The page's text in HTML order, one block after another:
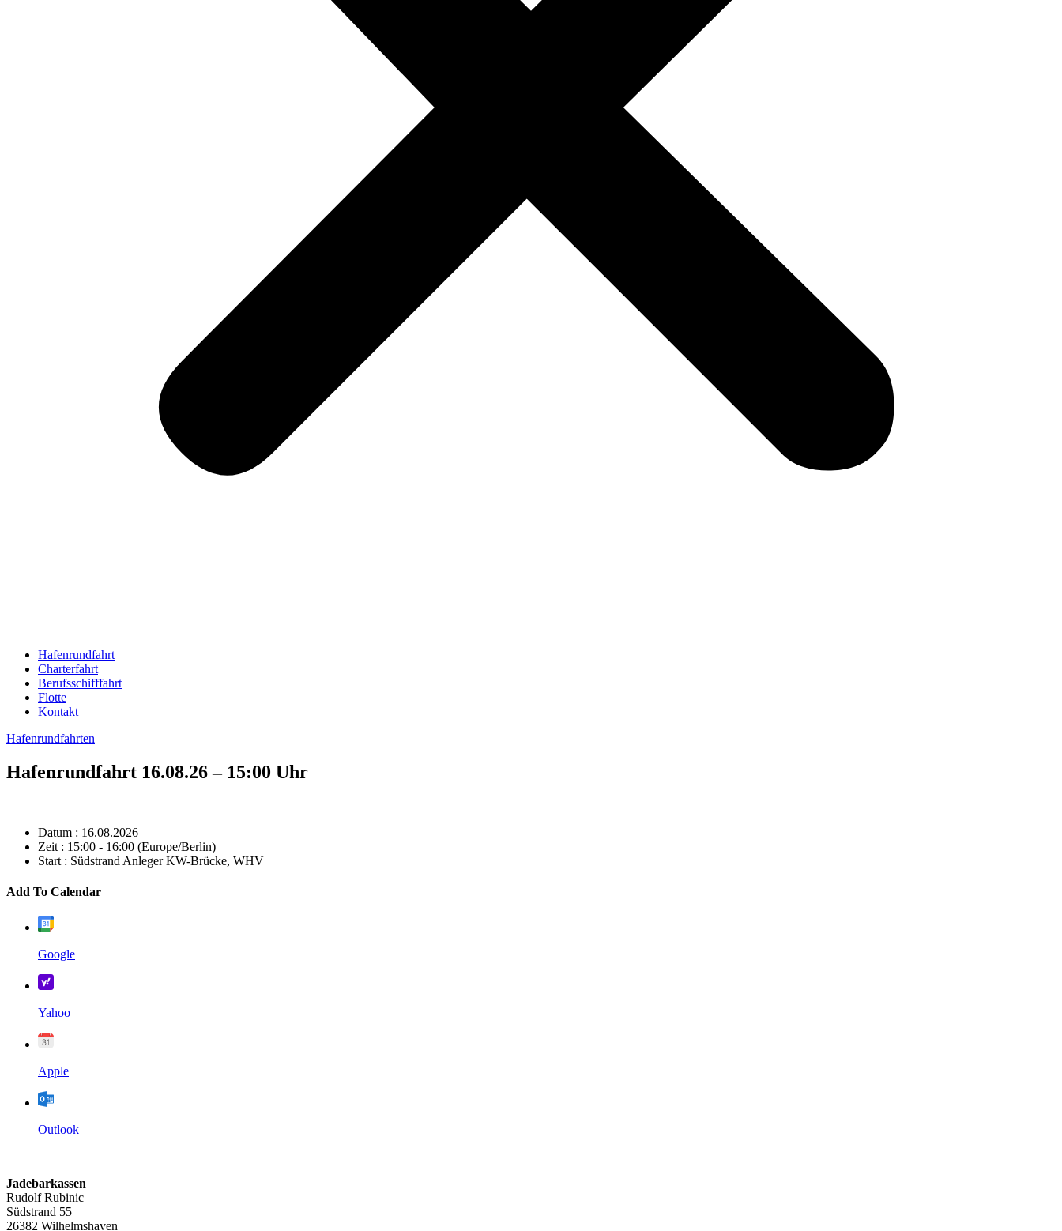
Hafenrundfahrt
Charterfahrt
Berufsschifffahrt
Flotte
Kontakt
Hafenrundfahrten
Hafenrundfahrt 16.08.26 – 15:00 Uhr
Datum : 16.08.2026
Zeit : 15:00 - 16:00 (Europe/Berlin)
Start : Südstrand Anleger KW-Brücke, WHV
Add To Calendar
Google
Yahoo
Apple
Outlook
Jadebarkassen
Rudolf Rubinic
Südstrand 55
26382 Wilhelmshaven